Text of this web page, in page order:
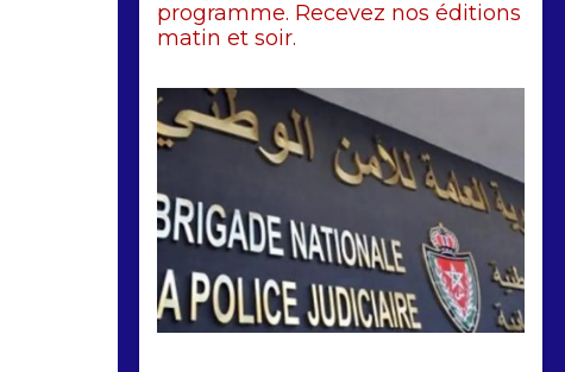
programme. Recevez nos éditions
matin et soir.